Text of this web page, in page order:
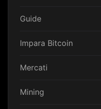
Guide
Impara Bitcoin
Mercati
Mining